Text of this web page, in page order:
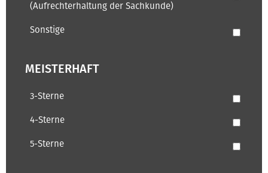
(Aufrechterhaltung der Sachkunde)
Sonstige
MEISTERHAFT
3-Sterne
4-Sterne
5-Sterne